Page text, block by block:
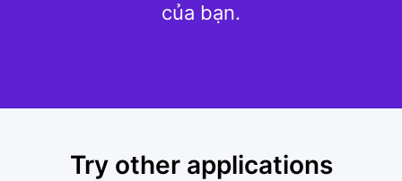
của bạn.
Try other applications